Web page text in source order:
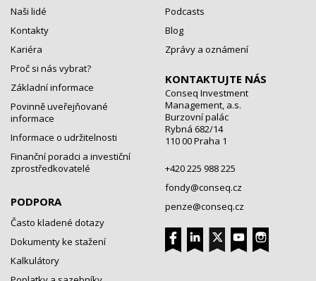
Naši lidé
Kontakty
Kariéra
Proč si nás vybrat?
Základní informace
Povinně uveřejňované
informace
Informace o udržitelnosti
Finanční poradci a investiční
zprostředkovatelé
PODPORA
Často kladené dotazy
Dokumenty ke stažení
Kalkulátory
Podcasts
Blog
Zprávy a oznámení
KONTAKTUJTE NÁS
Conseq Investment
Management, a.s.
Burzovní palác
Rybná 682/14
110 00 Praha 1
+420 225 988 225
fondy@conseq.cz
penze@conseq.cz